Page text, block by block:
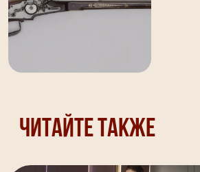
Читайте также